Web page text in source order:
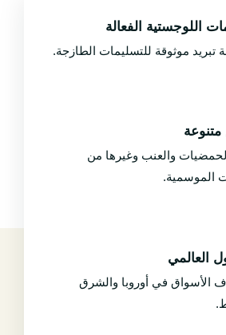
اللوجستية الفعالة
تبريد موثوقة للتسليمات الطازجة.
والعنب وغيرها من
الموسمية.
العالمي
الأسواق في أوروبا والشرق